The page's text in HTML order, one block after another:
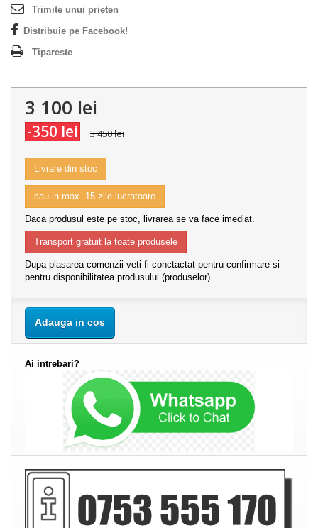
Trimite unui prieten
Distribuie pe Facebook!
Tipareste
3 100 lei
-350 lei 3 450 lei
Livrare din stoc
sau in max. 15 zile lucratoare
Daca produsul este pe stoc, livrarea se va face imediat.
Transport gratuit la toate produsele
Dupa plasarea comenzii veti fi conctactat pentru confirmare si
pentru disponibilitatea produsului (produselor).
Adauga in cos
Ai intrebari?